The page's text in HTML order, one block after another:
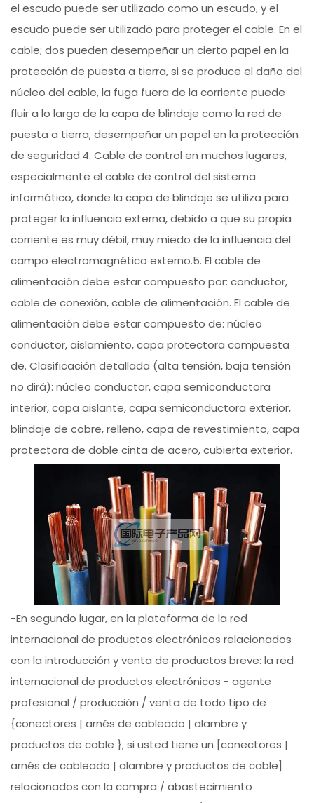
el escudo puede ser utilizado como un escudo, y el
escudo puede ser utilizado para proteger el cable. En el
cable; dos pueden desempeñar un cierto papel en la
protección de puesta a tierra, si se produce el daño del
núcleo del cable, la fuga fuera de la corriente puede
fluir a lo largo de la capa de blindaje como la red de
puesta a tierra, desempeñar un papel en la protección
de seguridad.4. Cable de control en muchos lugares,
especialmente el cable de control del sistema
informático, donde la capa de blindaje se utiliza para
proteger la influencia externa, debido a que su propia
corriente es muy débil, muy miedo de la influencia del
campo electromagnético externo.5. El cable de
alimentación debe estar compuesto por: conductor,
cable de conexión, cable de alimentación. El cable de
alimentación debe estar compuesto de: núcleo
conductor, aislamiento, capa protectora compuesta
de. Clasificación detallada (alta tensión, baja tensión
no dirá): núcleo conductor, capa semiconductora
interior, capa aislante, capa semiconductora exterior,
blindaje de cobre, relleno, capa de revestimiento, capa
protectora de doble cinta de acero, cubierta exterior.
-En segundo lugar, en la plataforma de la red
internacional de productos electrónicos relacionados
con la introducción y venta de productos breve: la red
internacional de productos electrónicos - agente
profesional / producción / venta de todo tipo de
{conectores | arnés de cableado | alambre y
productos de cable }; si usted tiene un [conectores |
arnés de cableado | alambre y productos de cable]
relacionados con la compra / abastecimiento